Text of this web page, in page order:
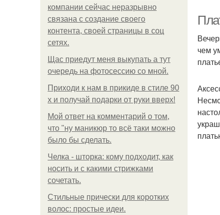
компании сейчас неразрывно
связана с создание своего
контента, своей страницы в соц
сетях.
Щас приедут меня выкупать а тут
очередь на фотосессию со мной.
Приходи к нам в прикиде в стиле 90
х и получай подарки от руки вверх!
Мой ответ на комментарий о том,
что "ну маникюр то всё таки можно
было бы сделать.
Челка - шторка: кому подходит, как
носить и с какими стрижками
сочетать.
Стильные прически для коротких
волос: простые идеи.
чем